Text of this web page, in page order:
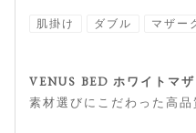
肌掛け ダブル マザー
VENUS BED ホワイトマ
素材選びにこだわった高品